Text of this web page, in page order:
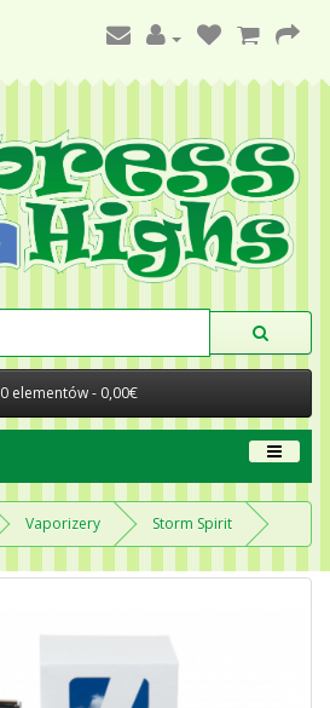
0 elementów - 0,00€
Vaporizery Storm Spirit